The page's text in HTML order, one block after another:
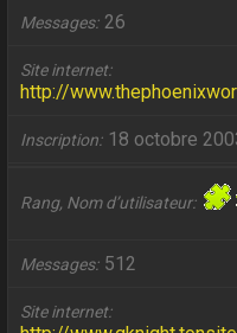
Messages 26
Site internet
http://
Inscription 18 octobre
Rang, Nom d’utilisateur
Messages 512
Site internet